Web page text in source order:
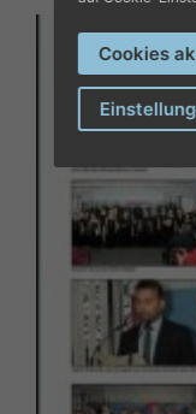
Cookies